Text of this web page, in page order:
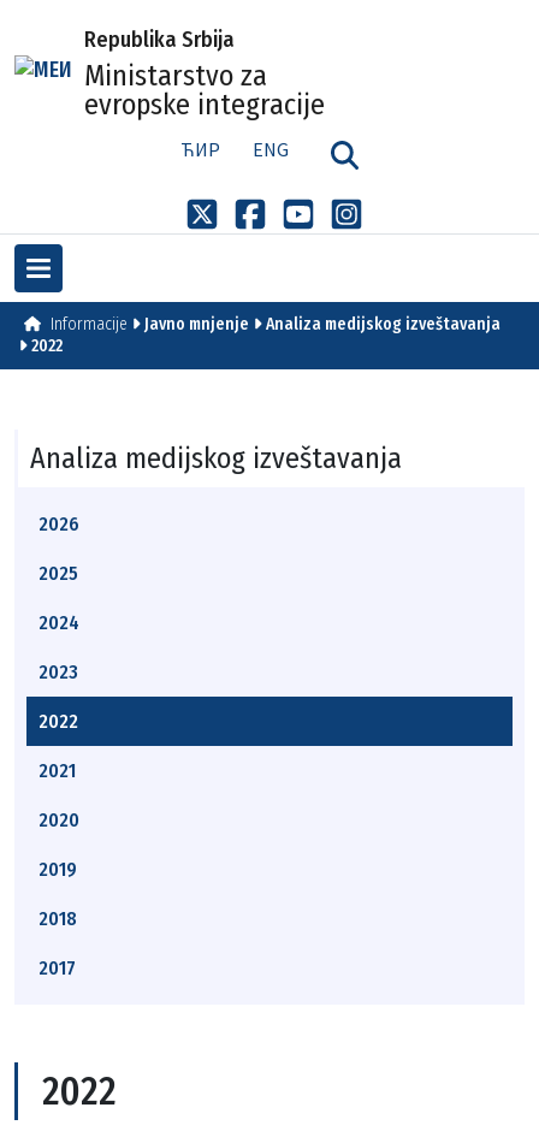
Republika Srbija
Ministarstvo za
evropske integracije
ЋИР ENG
Informacije Javno mnjenje
Analiza medijskog izveštavanja
2022
Analiza medijskog izveštavanja
2026
2025
2024
2023
2022
2021
2020
2019
2018
2017
2022